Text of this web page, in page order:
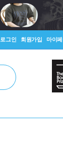
로그인 회원가입 마이